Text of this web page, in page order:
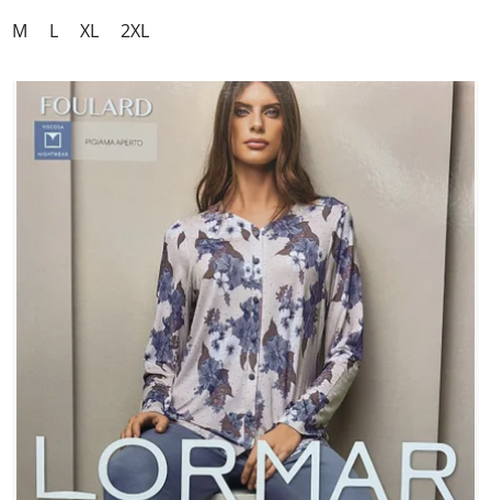
M L XL 2XL